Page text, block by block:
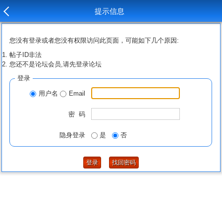
提示信息
您没有登录或者您没有权限访问此页面，可能如下几个原因:
帖子ID非法
您还不是论坛会员,请先登录论坛
登录
用户名 Email
密 码
隐身登录 是 否